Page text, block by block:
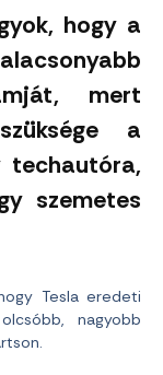
hogy a
mert
a
techautóra,
szemetes
Tesla eredeti
nagyobb